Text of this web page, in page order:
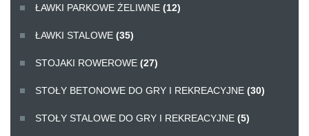
ŁAWKI PARKOWE ŻELIWNE (12)
ŁAWKI STALOWE (35)
STOJAKI ROWEROWE (27)
STOŁY BETONOWE DO GRY I REKREACYJNE (30)
STOŁY STALOWE DO GRY I REKREACYJNE (5)